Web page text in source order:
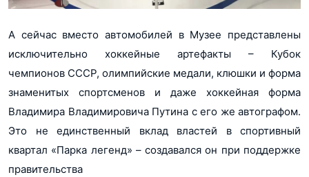
А сейчас вместо автомобилей в Музее представлены
исключительно хоккейные артефакты – Кубок
чемпионов СССР, олимпийские медали, клюшки и форма
знаменитых спортсменов и даже хоккейная форма
Владимира Владимировича Путина с его же автографом.
Это не единственный вклад властей в спортивный
квартал «Парка легенд» – создавался он при поддержке
правительства